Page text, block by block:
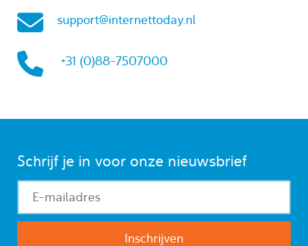
support@internettoday.nl
+31 (0)88-7507000
Schrijf je in voor onze nieuwsbrief